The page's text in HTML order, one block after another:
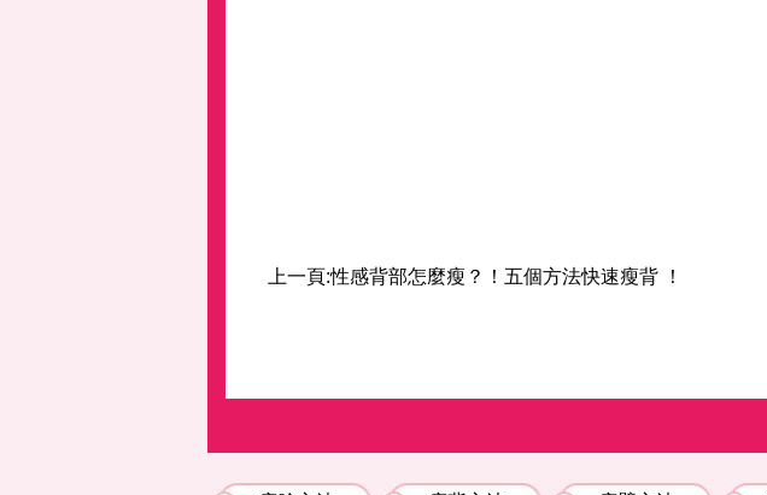
上一頁:性感背部怎麼瘦？！五個方法快速瘦背 ！